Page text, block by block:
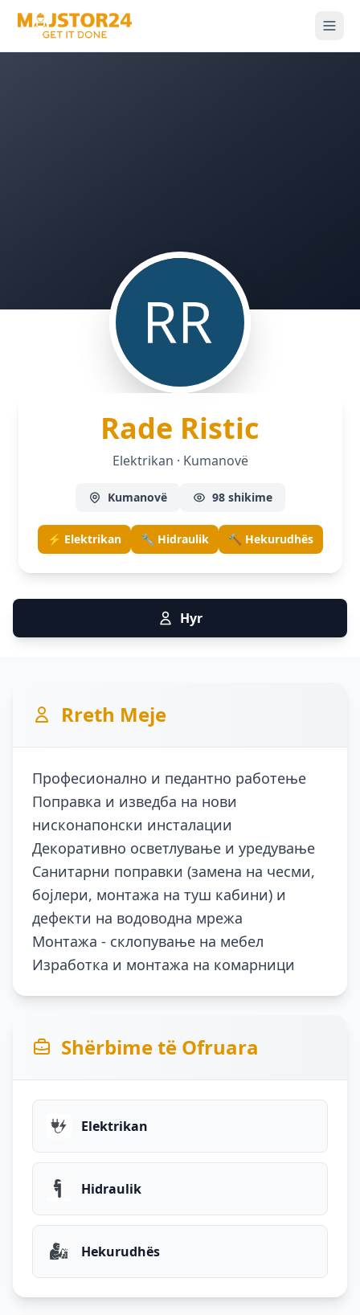
Rade Ristic
Elektrikan · Kumanovë
Kumanovë 98 shikime
⚡ Elektrikan 🔧 Hidraulik 🔨 Hekurudhës
Hyr
Rreth Meje
Професионално и педантно работење
Поправка и изведба на нови
нисконапонски инсталации
Декоративно осветлување и уредување
Санитарни поправки (замена на чесми,
бојлери, монтажа на туш кабини) и
дефекти на водоводна мрежа
Монтажа - склопување на мебел
Shërbime të Ofruara
Elektrikan
Hidraulik
Hekurudhës